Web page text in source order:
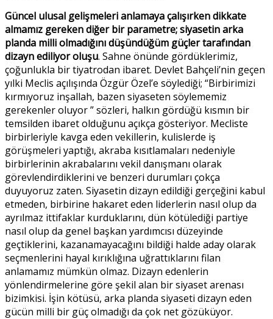
Güncel ulusal gelişmeleri anlamaya çalışırken dikkate
almamız gereken diğer bir parametre; siyasetin arka
planda milli olmadığını düşündüğüm güçler tarafından
dizayn ediliyor oluşu. Sahne önünde gördüklerimiz,
çoğunlukla bir tiyatrodan ibaret. Devlet Bahçeli’nin geçen
yılki Meclis açılışında Özgür Özel’e söylediği; “Birbirimizi
kırmıyoruz inşallah, bazen siyaseten söylememiz
gerekenler oluyor ” sözleri, halkın gördüğü kısmın bir
temsilden ibaret olduğunu açıkça gösteriyor. Mecliste
birbirleriyle kavga eden vekillerin, kulislerde iş
görüşmeleri yaptığı, akraba kısıtlamaları nedeniyle
birbirlerinin akrabalarını vekil danışmanı olarak
görevlendirdiklerini ve benzeri durumları çokça
duyuyoruz zaten. Siyasetin dizayn edildiği gerçeğini kabul
etmeden, birbirine hakaret eden liderlerin nasıl olup da
ayrılmaz ittifaklar kurduklarını, dün kötülediği partiye
nasıl olup da genel başkan yardımcısı düzeyinde
geçtiklerini, kazanamayacağını bildiği halde aday olarak
seçmenlerini hayal kırıklığına uğrattıklarını filan
anlamamız mümkün olmaz. Dizayn edenlerin
yönlendirmelerine göre şekil alan bir siyaset arenası
bizimkisi. İşin kötüsü, arka planda siyaseti dizayn eden
gücün milli bir güç olmadığı da çok net gözüküyor.